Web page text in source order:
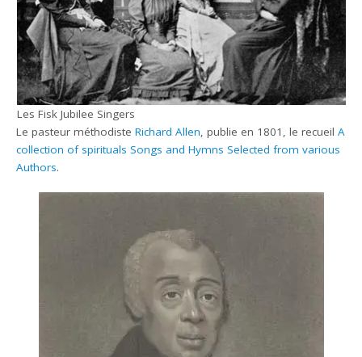
Les Fisk Jubilee Singers
Le pasteur méthodisteRichard Allen , publie en 1801, le recueilA
collection of spirituals Songs and Hymns Selected from various
Authors.